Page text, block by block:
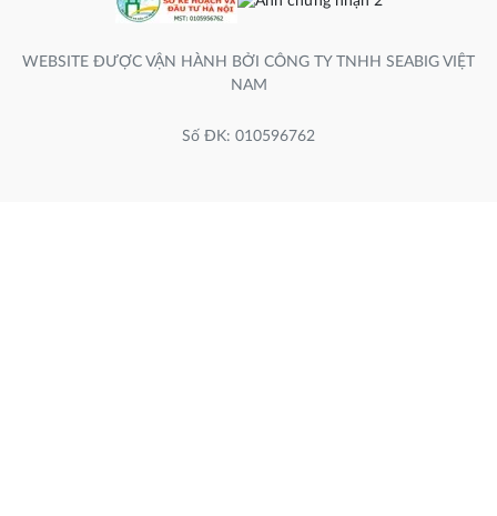
WEBSITE ĐƯỢC VẬN HÀNH BỞI CÔNG TY TNHH SEABIG VIỆT
NAM
Số ĐK: 010596762